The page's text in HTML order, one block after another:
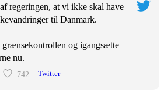
regeringen, at vi ikke skal have
til Danmark.
og igangsætte
nu.
742 Twitter